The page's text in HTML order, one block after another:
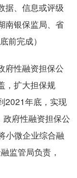
据、信息或评级
南银保监局、省
前完成）
府性融资担保公
，扩大担保规
2021年底，实现
府性融资担保公
小微企业综合融
监管局负责，